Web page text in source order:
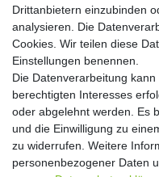
Widerrufs­recht
Drittanbietern einzubinden
analysieren. Die
Cookies. Wir teilen diese
Einstellungen benennen.
Die Datenverarbeitung
berechtigten Interesses
oder abgelehnt werden. Es
und die Einwilligung zu
zu widerrufen. Weitere
personenbezogener Daten